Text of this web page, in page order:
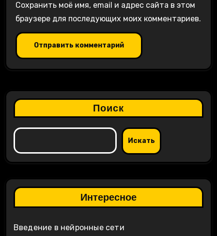
Сохранить моё имя, email и адрес сайта в этом
браузере для последующих моих комментариев.
Поиск
Искать
Интересное
Введение в нейронные сети